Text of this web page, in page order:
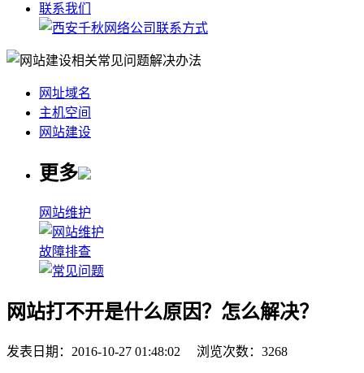
联系我们
网址域名
主机空间
网站建设
更多
网站维护
故障排查
网站打不开是什么原因？怎么解决？
发表日期： 2016-10-27 01:48:02 浏览次数： 3268